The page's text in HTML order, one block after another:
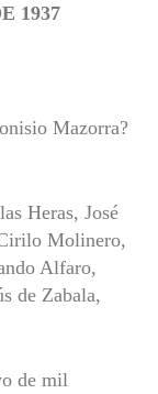
1937
Mazorra?
Heras, José
Molinero,
Alfaro,
de Zabala,
de mil